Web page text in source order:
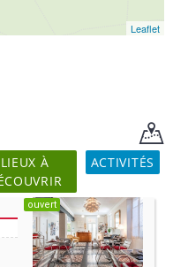
Leaflet
LIEUX À
ACTIVITÉS
ouvert